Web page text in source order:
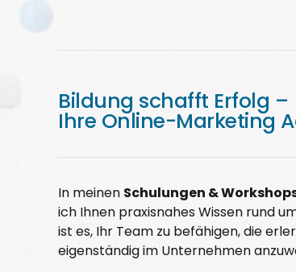
Bildung schafft Erfolg –
Ihre Online-Marketing
In meinen Schulungen &
ich Ihnen praxisnahes Wissen rund
ist es, Ihr Team zu befähigen, die
eigenständig im Unternehmen